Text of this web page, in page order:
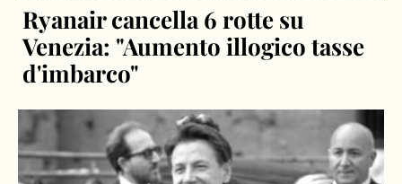
Ryanair cancella 6 rotte su
Venezia: "Aumento illogico tasse
d'imbarco"